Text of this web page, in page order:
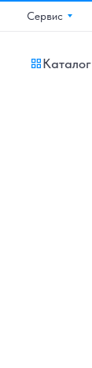
Сервис
Каталог